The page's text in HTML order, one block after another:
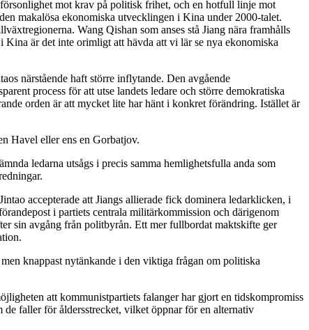
mot krav på politisk frihet, och en hotfull linje mot
makalösa ekonomiska utvecklingen i Kina under 2000-talet.
Wang Qishan som anses stå Jiang nära framhålls
är det inte orimligt att hävda att vi lär se nya ekonomiska
närstående haft större inflytande. Den avgående
process för att utse landets ledare och större demokratiska
orden är att mycket lite har hänt i konkret förändring. Istället är
Havel eller ens en Gorbatjov.
ledarna utsågs i precis samma hemlighetsfulla anda som
accepterade att Jiangs allierade fick dominera ledarklicken, i
i partiets centrala militärkommission och därigenom
sin avgång från politbyrån. Ett mer fullbordat maktskifte ger
knappast nytänkande i den viktiga frågan om politiska
att kommunistpartiets falanger har gjort en tidskompromiss
de faller för åldersstrecket, vilket öppnar för en alternativ